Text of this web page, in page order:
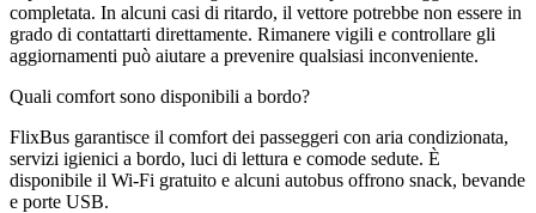
completata. In alcuni casi di ritardo, il vettore potrebbe non essere in
grado di contattarti direttamente. Rimanere vigili e controllare gli
aggiornamenti può aiutare a prevenire qualsiasi inconveniente.
Quali comfort sono disponibili a bordo?
FlixBus garantisce il comfort dei passeggeri con aria condizionata,
servizi igienici a bordo, luci di lettura e comode sedute. È
disponibile il Wi-Fi gratuito e alcuni autobus offrono snack, bevande
e porte USB.